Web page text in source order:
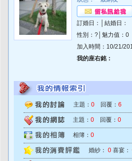
訂婚日：│結婚日：
性別：?│魅力值：0
加入時間：10/21/
我的座右銘：
主題： 0 回覆： 6
主題： 0 回覆： 0
相簿： 0
婚紗： 0 喜宴：